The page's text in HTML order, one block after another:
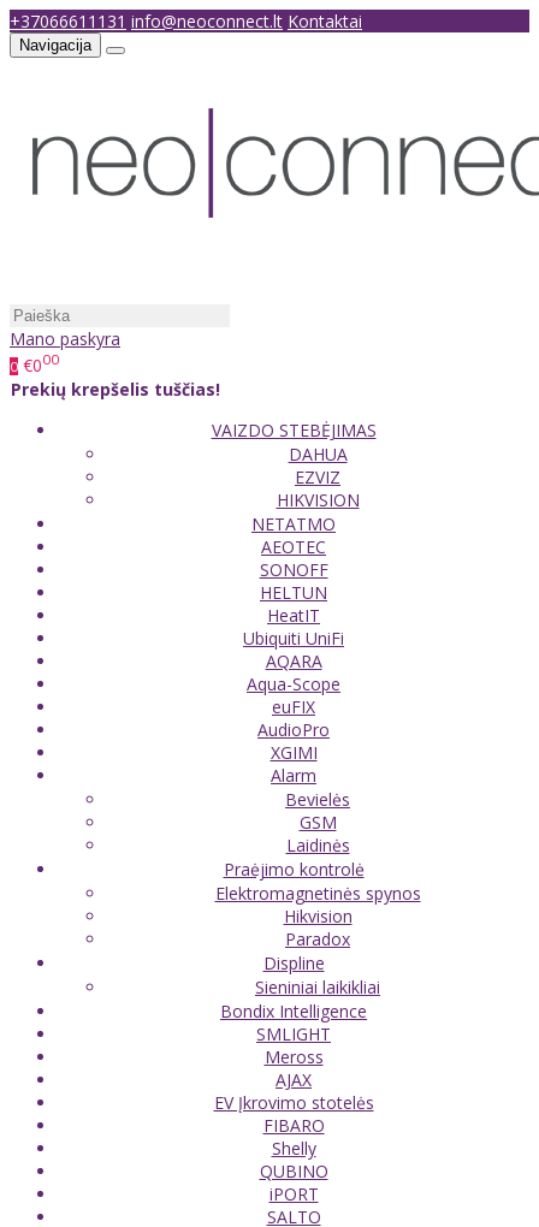
+37066611131 info@neoconnect.lt Kontaktai
Navigacija
Mano paskyra
0 €000
Prekių krepšelis tuščias!
VAIZDO STEBĖJIMAS
DAHUA
EZVIZ
HIKVISION
NETATMO
AEOTEC
SONOFF
HELTUN
HeatIT
Ubiquiti UniFi
AQARA
Aqua-Scope
euFIX
AudioPro
XGIMI
Alarm
Bevielės
GSM
Laidinės
Praėjimo kontrolė
Elektromagnetinės spynos
Hikvision
Paradox
Displine
Sieniniai laikikliai
Bondix Intelligence
SMLIGHT
Meross
AJAX
EV Įkrovimo stotelės
FIBARO
Shelly
QUBINO
iPORT
SALTO